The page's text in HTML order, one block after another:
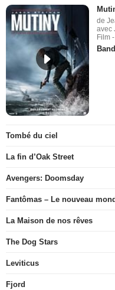
de
avec
Film
Tombé du ciel
La fin d’Oak Street
Avengers: Doomsday
Fantômas – Le nouveau
La Maison de nos rêves
The Dog Stars
Leviticus
Fjord